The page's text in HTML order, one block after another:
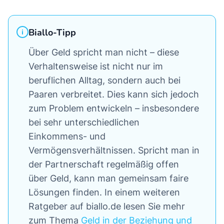
Biallo-Tipp
Über Geld spricht man nicht – diese
Verhaltensweise ist nicht nur im
beruflichen Alltag, sondern auch bei
Paaren verbreitet. Dies kann sich jedoch
zum Problem entwickeln – insbesondere
bei sehr unterschiedlichen
Einkommens- und
Vermögensverhältnissen. Spricht man in
der Partnerschaft regelmäßig offen
über Geld, kann man gemeinsam faire
Lösungen finden. In einem weiteren
Ratgeber auf biallo.de lesen Sie mehr
zum Thema Geld in der Beziehung und